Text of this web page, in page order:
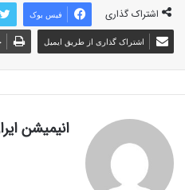
اشتراک گذاری فیس بوک
اشتراک گذاری از طریق ایمیل
انیمیشن